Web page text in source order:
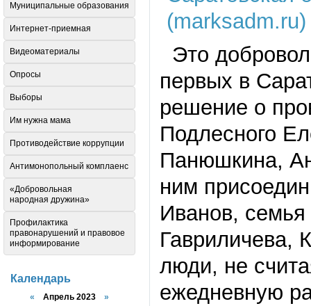
Это
первых в
решение о
Подлесного
Панюшкина,
ним
Иванов,
Гавриличева,
люди, не
ежедневную
Муниципальные образования
Интернет-приемная
Видеоматериалы
Опросы
Выборы
Им нужна мама
Противодействие коррупции
Антимонопольный комплаенс
«Добровольная
народная дружина»
Профилактика
правонарушений и правовое
информирование
Календарь
« Апрель 2023 »